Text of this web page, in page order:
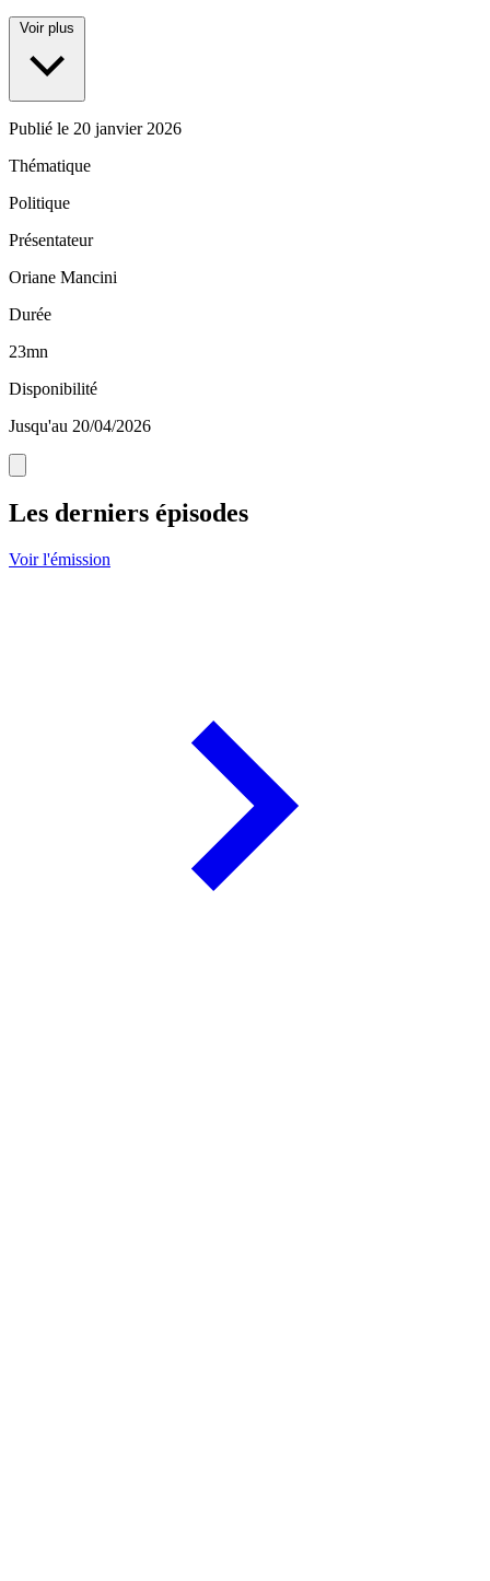
Voir plus
Publié le 20 janvier 2026
Thématique
Politique
Présentateur
Oriane Mancini
Durée
23mn
Disponibilité
Jusqu'au 20/04/2026
Les derniers épisodes
Voir l'émission